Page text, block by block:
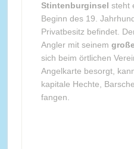
Stintenburginsel steht
Beginn des 19.
Privatbesitz befindet.
Angler mit seinem
sich beim örtlichen
Angelkarte besorgt,
kapitale Hechte,
fangen.